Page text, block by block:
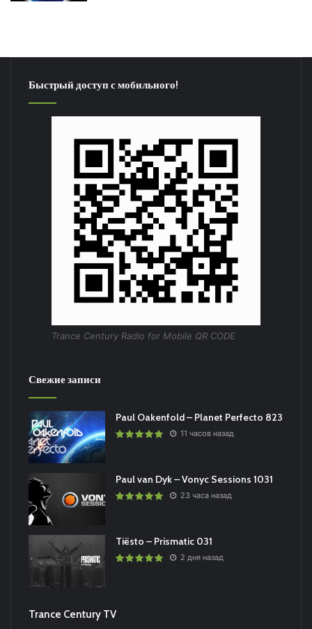
Пользовательская оценка: Будь первым !
Быстрый доступ с мобильного!
Trance Century Radio for Mobile QR CODE
Свежие записи
Paul Oakenfold – Planet Perfecto 823
11 часов назад
Paul van Dyk – Vonyc Sessions 1031
23 часа назад
Tiësto – Prismatic 031
2 дня назад
Trance Century TV